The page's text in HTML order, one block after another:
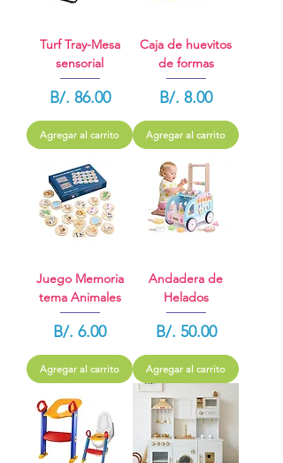
Turf Tray-Mesa
sensorial
Precio
B/. 86.00
Agregar al carrito
Caja de huevitos
de formas
Precio
B/. 8.00
Agregar al carrito
Juego Memoria
tema Animales
Precio
B/. 6.00
Agregar al carrito
Andadera de
Helados
Precio
B/. 50.00
Agregar al carrito